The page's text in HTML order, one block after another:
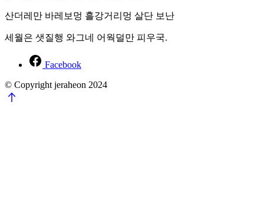
산더레만 바레보멍 흘강거리멍 살단 보난
세월은 샛질행 와그네 어웍덜만 피우국.
Facebook
© Copyright jeraheon 2024